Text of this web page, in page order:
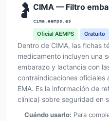
🤰 CIMA — Filtro
cima.aemps.es
Oficial AEMPS Gratuito
Dentro de CIMA, las fichas
medicamento incluyen una
embarazo y lactancia con
contraindicaciones oficiales
EMA. Es la información de
clínica) sobre seguridad en
Cuándo usarlo: Para